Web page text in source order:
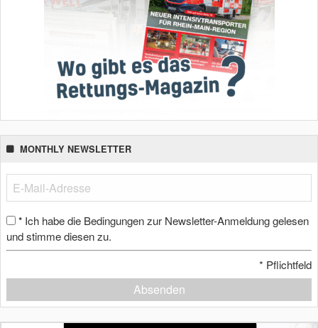
MONTHLY NEWSLETTER
* Ich habe die Bedingungen zur Newsletter-Anmeldung gelesen
und stimme diesen zu.
* Pflichtfeld
Absenden